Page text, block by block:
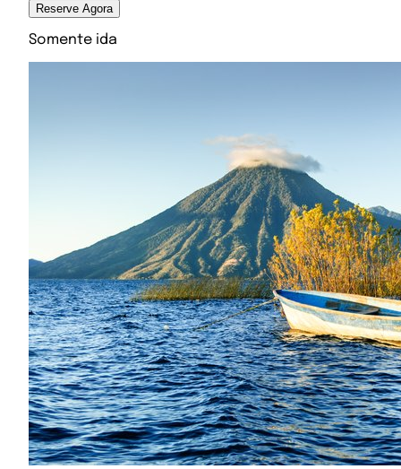
Reserve Agora
Somente ida